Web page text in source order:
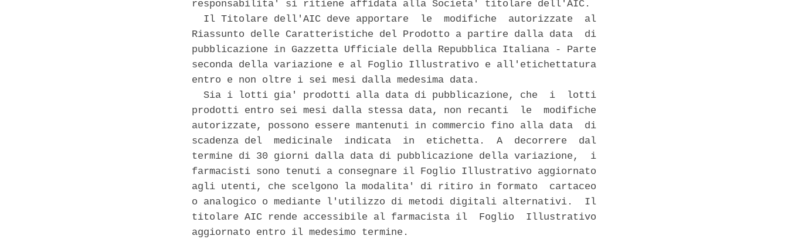
responsabilita' si ritiene affidata alla Societa' titolare dell'AIC.
  Il Titolare dell'AIC deve apportare  le  modifiche  autorizzate  al
Riassunto delle Caratteristiche del Prodotto a partire dalla data  di
pubblicazione in Gazzetta Ufficiale della Repubblica Italiana - Parte
seconda della variazione e al Foglio Illustrativo e all'etichettatura
entro e non oltre i sei mesi dalla medesima data.
  Sia i lotti gia' prodotti alla data di pubblicazione, che  i  lotti
prodotti entro sei mesi dalla stessa data, non recanti  le  modifiche
autorizzate, possono essere mantenuti in commercio fino alla data  di
scadenza del  medicinale  indicata  in  etichetta.  A  decorrere  dal
termine di 30 giorni dalla data di pubblicazione della variazione,  i
farmacisti sono tenuti a consegnare il Foglio Illustrativo aggiornato
agli utenti, che scelgono la modalita' di ritiro in formato  cartaceo
o analogico o mediante l'utilizzo di metodi digitali alternativi.  Il
titolare AIC rende accessibile al farmacista il  Foglio  Illustrativo
aggiornato entro il medesimo termine.